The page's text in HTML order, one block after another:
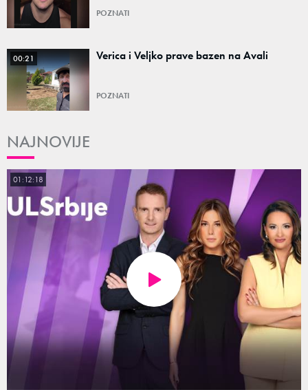
POZNATI
00:21 Verica i Veljko prave bazen na Avali
POZNATI
NAJNOVIJE
01:12:18